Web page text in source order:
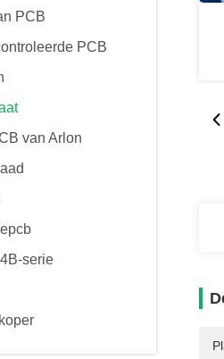
PCB
PCB
van Arlon
serie